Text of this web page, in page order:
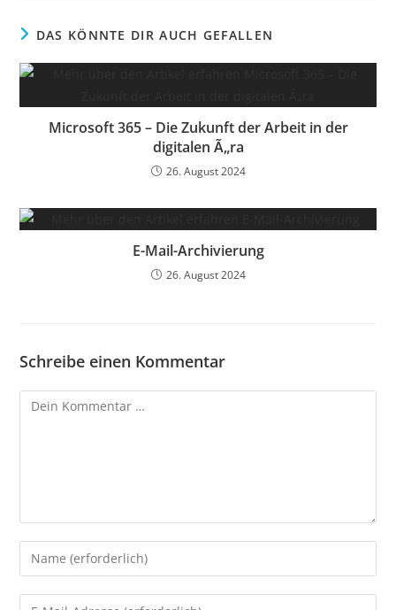
DAS KÖNNTE DIR AUCH GEFALLEN
Microsoft 365 – Die Zukunft der Arbeit in der
digitalen Ã„ra
26. August 2024
E-Mail-Archivierung
26. August 2024
Schreibe einen Kommentar